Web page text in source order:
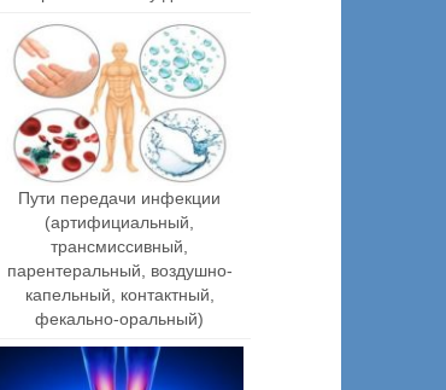
Пути передачи инфекции
(артифициальный,
трансмиссивный,
парентеральный, воздушно-
капельный, контактный,
фекально-оральный)